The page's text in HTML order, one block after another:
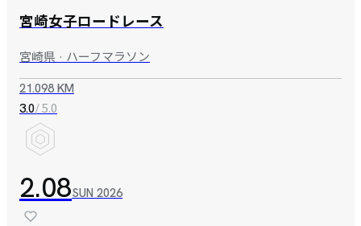
宮崎女子ロードレース
宮崎県 · ハーフマラソン
21.098 KM
3.0/ 5.0
2.08SUN 2026